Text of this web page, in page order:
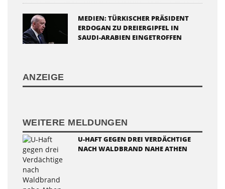
MEDIEN: TÜRKISCHER PRÄSIDENT
ERDOGAN ZU DREIERGIPFEL IN
SAUDI-ARABIEN EINGETROFFEN
ANZEIGE
WEITERE MELDUNGEN
U-HAFT GEGEN DREI VERDÄCHTIGE
NACH WALDBRAND NAHE ATHEN